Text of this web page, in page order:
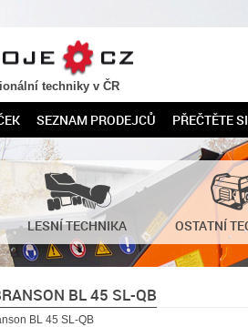
techniky v ČR
SEZNAM PRODEJCŮ PŘEČTĚTE SI
LESNÍ TECHNIKA OSTATNÍ
BL 45 SL-QB
BL 45 SL-QB